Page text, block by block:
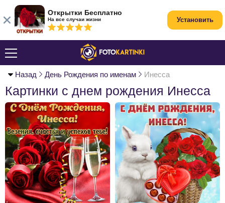
Назад День Рождения по именам Инесса
Картинки с днем рождения Инесса
Открытки Бесплатно
На все случаи жизни Установить